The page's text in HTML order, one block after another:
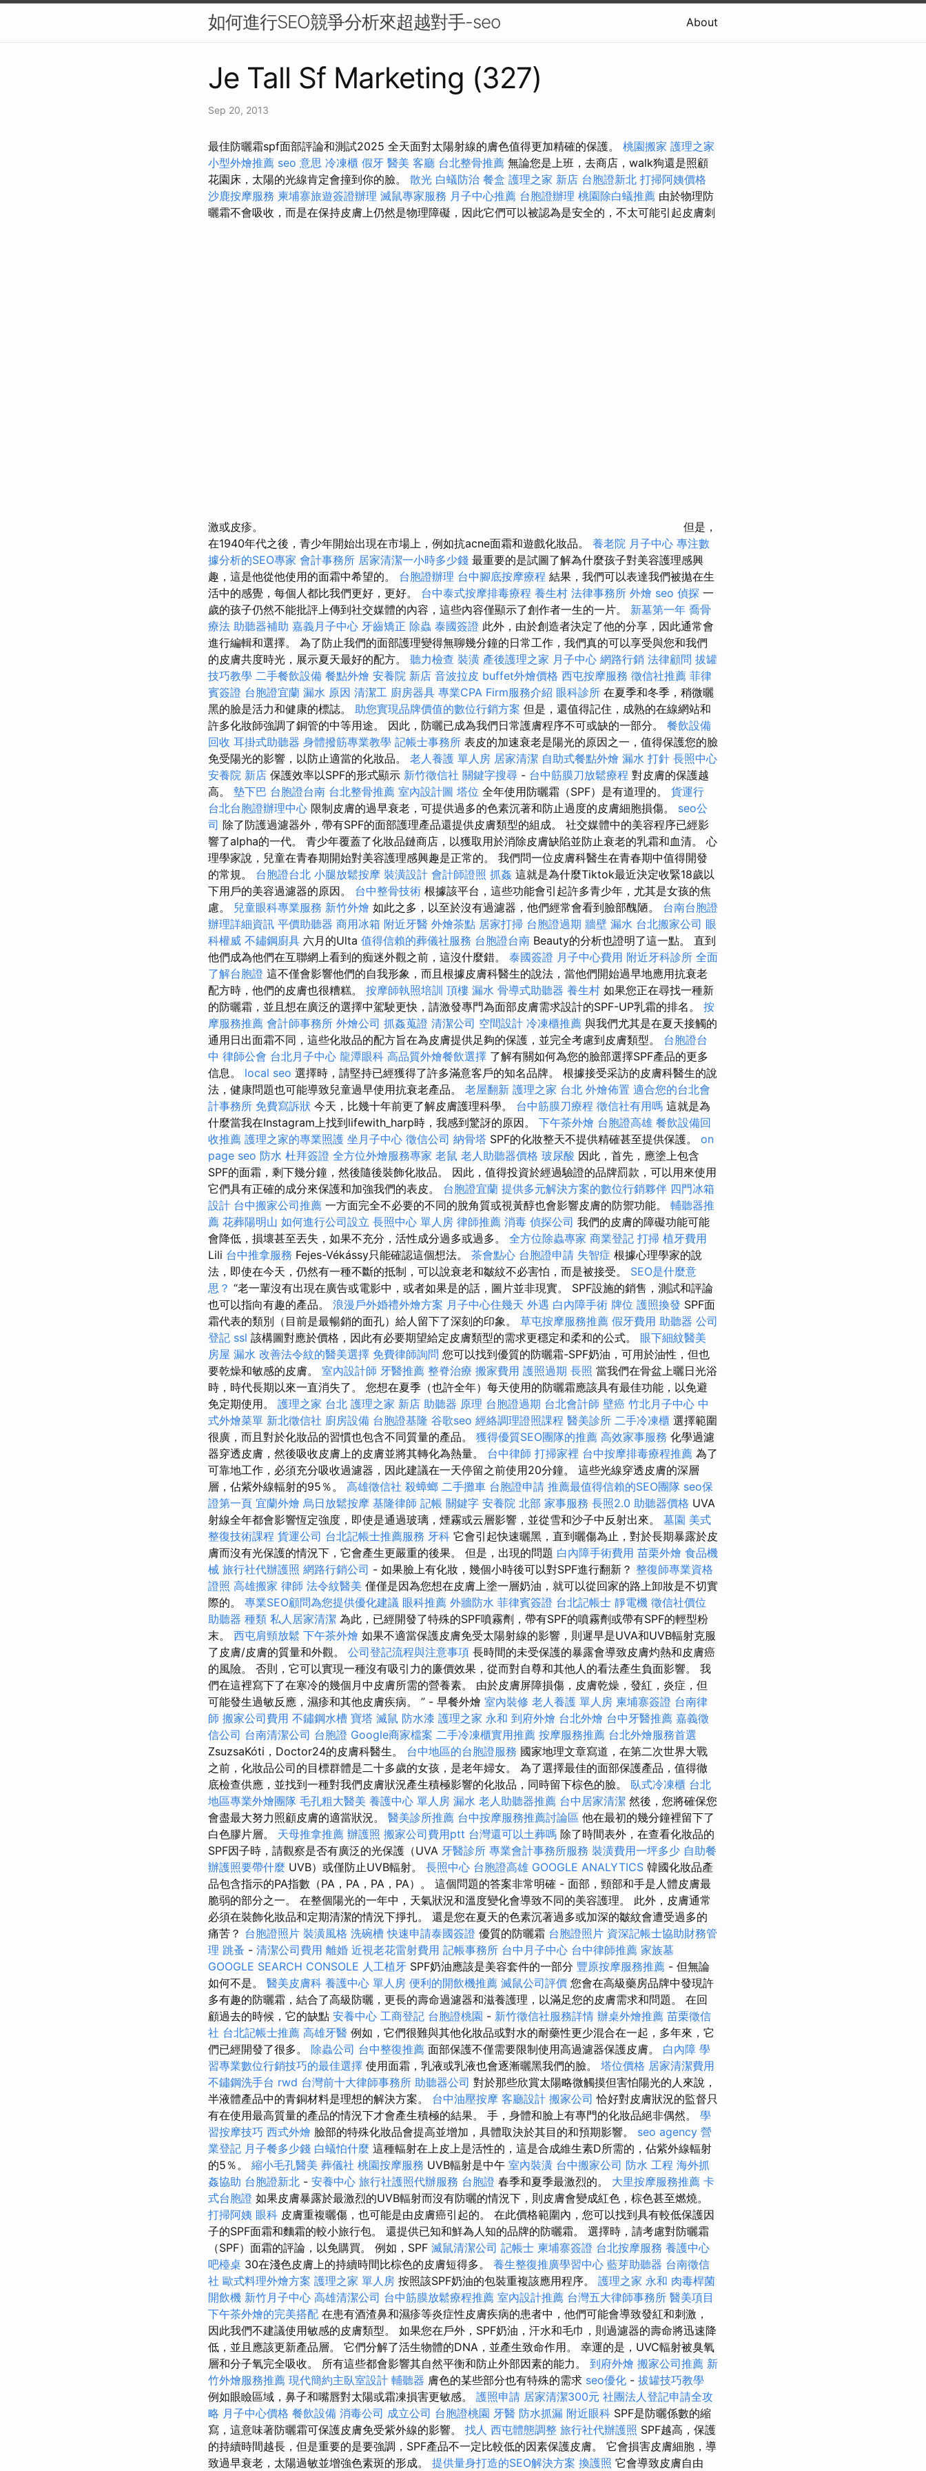
如何進行SEO競爭分析來超越對手-seo About
Je Tall Sf Marketing (327)
Sep 20, 2013
最佳防曬霜spf面部評論和測試2025 全天面對太陽射線的膚色值得更加精確的保護。 桃園搬家 護理之家
小型外燴推薦 seo 意思 冷凍櫃 假牙 醫美 客廳 台北整骨推薦 無論您是上班，去商店，walk狗還是照顧
花園床，太陽的光線肯定會撞到你的臉。 散光 白蟻防治 餐盒 護理之家 新店 台胞證新北 打掃阿姨價格
沙鹿按摩服務 柬埔寨旅遊簽證辦理 滅鼠專家服務 月子中心推薦 台胞證辦理 桃園除白蟻推薦 由於物理防
曬霜不會吸收，而是在保持皮膚上仍然是物理障礙，因此它們可以被認為是安全的，不太可能引起皮膚刺
激或皮疹。
但是，
在1940年代之後，青少年開始出現在市場上，例如抗acne面霜和遊戲化妝品。 養老院 月子中心 專注數
據分析的SEO專家 會計事務所 居家清潔一小時多少錢 最重要的是試圖了解為什麼孩子對美容護理感興
趣，這是他從他使用的面霜中希望的。 台胞證辦理 台中腳底按摩療程 結果，我們可以表達我們被拋在生
活中的感覺，每個人都比我們更好，更好。 台中泰式按摩排毒療程 養生村 法律事務所 外燴 seo 偵探 一
歲的孩子仍然不能批評上傳到社交媒體的內容，這些內容僅顯示了創作者一生的一片。 新墓第一年 喬骨
療法 助聽器補助 嘉義月子中心 牙齒矯正 除蟲 泰國簽證 此外，由於創造者決定了他的分享，因此通常會
進行編輯和選擇。 為了防止我們的面部護理變得無聊幾分鐘的日常工作，我們真的可以享受與您和我們
的皮膚共度時光，展示夏天最好的配方。 聽力檢查 裝潢 產後護理之家 月子中心 網路行銷 法律顧問 拔罐
技巧教學 二手餐飲設備 餐點外燴 安養院 新店 音波拉皮 buffet外燴價格 西屯按摩服務 徵信社推薦 菲律
賓簽證 台胞證宜蘭 漏水 原因 清潔工 廚房器具 專業CPA Firm服務介紹 眼科診所 在夏季和冬季，稍微曬
黑的臉是活力和健康的標誌。 助您實現品牌價值的數位行銷方案 但是，還值得記住，成熟的在線網站和
許多化妝師強調了銅管的中等用途。 因此，防曬已成為我們日常護膚程序不可或缺的一部分。 餐飲設備
回收 耳掛式助聽器 身體撥筋專業教學 記帳士事務所 表皮的加速衰老是陽光的原因之一，值得保護您的臉
免受陽光的影響，以防止適當的化妝品。 老人養護 單人房 居家清潔 自助式餐點外燴 漏水 打針 長照中心
安養院 新店 保護效率以SPF的形式顯示 新竹徵信社 關鍵字搜尋 - 台中筋膜刀放鬆療程 對皮膚的保護越
高。 墊下巴 台胞證台南 台北整骨推薦 室內設計圖 塔位 全年使用防曬霜（SPF）是有道理的。 貨運行
台北台胞證辦理中心 限制皮膚的過早衰老，可提供過多的色素沉著和防止過度的皮膚細胞損傷。 seo公
司 除了防護過濾器外，帶有SPF的面部護理產品還提供皮膚類型的組成。 社交媒體中的美容程序已經影
響了alpha的一代。 青少年覆蓋了化妝品鏈商店，以獲取用於消除皮膚缺陷並防止衰老的乳霜和血清。 心
理學家說，兒童在青春期開始對美容護理感興趣是正常的。 我們問一位皮膚科醫生在青春期中值得開發
的常規。 台胞證台北 小腿放鬆按摩 裝潢設計 會計師證照 抓姦 這就是為什麼Tiktok最近決定收緊18歲以
下用戶的美容過濾器的原因。 台中整骨技術 根據該平台，這些功能會引起許多青少年，尤其是女孩的焦
慮。 兒童眼科專業服務 新竹外燴 如此之多，以至於沒有過濾器，他們經常會看到臉部醜陋。 台南台胞證
辦理詳細資訊 平價助聽器 商用冰箱 附近牙醫 外燴茶點 居家打掃 台胞證過期 牆壁 漏水 台北搬家公司 眼
科權威 不鏽鋼廚具 六月的Ulta 值得信賴的葬儀社服務 台胞證台南 Beauty的分析也證明了這一點。 直到
他們成為他們在互聯網上看到的痴迷外觀之前，這沒什麼錯。 泰國簽證 月子中心費用 附近牙科診所 全面
了解台胞證 這不僅會影響他們的自我形象，而且根據皮膚科醫生的說法，當他們開始過早地應用抗衰老
配方時，他們的皮膚也很糟糕。 按摩師執照培訓 頂樓 漏水 骨導式助聽器 養生村 如果您正在尋找一種新
的防曬霜，並且想在廣泛的選擇中駕駛更快，請激發專門為面部皮膚需求設計的SPF-UP乳霜的排名。 按
摩服務推薦 會計師事務所 外燴公司 抓姦蒐證 清潔公司 空間設計 冷凍櫃推薦 與我們尤其是在夏天接觸的
通用日出面霜不同，這些化妝品的配方旨在為皮膚提供足夠的保護，並完全考慮到皮膚類型。 台胞證台
中 律師公會 台北月子中心 龍潭眼科 高品質外燴餐飲選擇 了解有關如何為您的臉部選擇SPF產品的更多
信息。 local seo 選擇時，請堅持已經獲得了許多滿意客戶的知名品牌。 根據接受采訪的皮膚科醫生的說
法，健康問題也可能導致兒童過早使用抗衰老產品。 老屋翻新 護理之家 台北 外燴佈置 適合您的台北會
計事務所 免費寫訴狀 今天，比幾十年前更了解皮膚護理科學。 台中筋膜刀療程 徵信社有用嗎 這就是為
什麼當我在Instagram上找到lifewith_harp時，我感到驚訝的原因。 下午茶外燴 台胞證高雄 餐飲設備回
收推薦 護理之家的專業照護 坐月子中心 徵信公司 納骨塔 SPF的化妝整天不提供精確甚至提供保護。 on
page seo 防水 杜拜簽證 全方位外燴服務專家 老鼠 老人助聽器價格 玻尿酸 因此，首先，應塗上包含
SPF的面霜，剩下幾分鐘，然後隨後裝飾化妝品。 因此，值得投資於經過驗證的品牌罰款，可以用來使用
它們具有正確的成分來保護和加強我們的表皮。 台胞證宜蘭 提供多元解決方案的數位行銷夥伴 四門冰箱
設計 台中搬家公司推薦 一方面完全不必要的不​​同的脫角質或視黃醇也會影響皮膚的防禦功能。 輔聽器推
薦 花葬陽明山 如何進行公司設立 長照中心 單人房 律師推薦 消毒 偵探公司 我們的皮膚的障礙功能可能
會降低，損壞甚至丟失，如果不充分，活性成分過多或過多。 全方位除蟲專家 商業登記 打掃 植牙費用
Lili 台中推拿服務 Fejes-Vékássy只能確認這個想法。 茶會點心 台胞證申請 失智症 根據心理學家的說
法，即使在今天，仍然有一種不斷的抵制，可以說衰老和皺紋不必害怕，而是被接受。 SEO是什麼意
思？ “老一輩沒有出現在廣告或電影中，或者如果是的話，圖片並非現實。 SPF設施的銷售，測試和評論
也可以指向有趣的產品。 浪漫戶外婚禮外燴方案 月子中心住幾天 外遇 白內障手術 牌位 護照換發 SPF面
霜代表的類別（目前是最暢銷的面孔）給人留下了深刻的印象。 草屯按摩服務推薦 假牙費用 助聽器 公司
登記 ssl 該構圖對應於價格，因此有必要期望給定皮膚類型的需求更穩定和柔和的公式。 眼下細紋醫美
房屋 漏水 改善法令紋的醫美選擇 免費律師詢問 您可以找到優質的防曬霜-SPF奶油，可用於油性，但也
要乾燥和敏感的皮膚。 室內設計師 牙醫推薦 整脊治療 搬家費用 護照過期 長照 當我們在骨盆上曬日光浴
時，時代長期以來一直消失了。 您想在夏季（也許全年）每天使用的防曬霜應該具有最佳功能，以免避
免定期使用。 護理之家 台北 護理之家 新店 助聽器 原理 台胞證過期 台北會計師 壁癌 竹北月子中心 中
式外燴菜單 新北徵信社 廚房設備 台胞證基隆 谷歌seo 經絡調理證照課程 醫美診所 二手冷凍櫃 選擇範圍
很廣，而且對於化妝品的習慣也包含不同質量的產品。 獲得優質SEO團隊的推薦 高效家事服務 化學過濾
器穿透皮膚，然後吸收皮膚上的皮膚並將其轉化為熱量。 台中律師 打掃家裡 台中按摩排毒療程推薦 為了
可靠地工作，必須充分吸收過濾器，因此建議在一天停留之前使用20分鐘。 這些光線穿透皮膚的深層
層，佔紫外線輻射的95％。 高雄徵信社 殺蟑螂 二手攤車 台胞證申請 推薦最值得信賴的SEO團隊 seo保
證第一頁 宜蘭外燴 烏日放鬆按摩 基隆律師 記帳 關鍵字 安養院 北部 家事服務 長照2.0 助聽器價格 UVA
射線全年都會影響恆定強度，即使是通過玻璃，煙霧或云層影響，並從雪和沙子中反射出來。 墓園 美式
整復技術課程 貨運公司 台北記帳士推薦服務 牙科 它會引起快速曬黑，直到曬傷為止，對於長期暴露於皮
膚而沒有光保護的情況下，它會產生更嚴重的後果。 但是，出現的問題 白內障手術費用 苗栗外燴 食品機
械 旅行社代辦護照 網路行銷公司 - 如果臉上有化妝，幾個小時後可以對SPF進行翻新？ 整復師專業資格
證照 高雄搬家 律師 法令紋醫美 僅僅是因為您想在皮膚上塗一層奶油，就可以從回家的路上卸妝是不切實
際的。 專業SEO顧問為您提供優化建議 眼科推薦 外牆防水 菲律賓簽證 台北記帳士 靜電機 徵信社價位
助聽器 種類 私人居家清潔 為此，已經開發了特殊的SPF噴霧劑，帶有SPF的噴霧劑或帶有SPF的輕型粉
末。 西屯肩頸放鬆 下午茶外燴 如果不適當保護皮膚免受太陽射線的影響，則遲早是UVA和UVB輻射克服
了皮膚/皮膚的質量和外觀。 公司登記流程與注意事項 長時間的未受保護的暴露會導致皮膚灼熱和皮膚癌
的風險。 否則，它可以實現一種沒有吸引力的廉價效果，從而對自尊和其他人的看法產生負面影響。 我
們在這裡寫下了在寒冷的幾個月中皮膚所需的營養素。 由於皮膚屏障損傷，皮膚乾燥，發紅，炎症，但
可能發生過敏反應，濕疹和其他皮膚疾病。 ” - 早餐外燴 室內裝修 老人養護 單人房 柬埔寨簽證 台南律
師 搬家公司費用 不鏽鋼水槽 寶塔 滅鼠 防水漆 護理之家 永和 到府外燴 台北外燴 台中牙醫推薦 嘉義徵
信公司 台南清潔公司 台胞證 Google商家檔案 二手冷凍櫃實用推薦 按摩服務推薦 台北外燴服務首選
ZsuzsaKóti，Doctor24的皮膚科醫生。 台中地區的台胞證服務 國家地理文章寫道，在第二次世界大戰
之前，化妝品公司的目標群體是二十多歲的女孩，是老年婦女。 為了選擇最佳的面部保護產品，值得徹
底檢查供應，並找到一種對我們皮膚狀況產生積極影響的化妝品，同時留下棕色的臉。 臥式冷凍櫃 台北
地區專業外燴團隊 毛孔粗大醫美 養護中心 單人房 漏水 老人助聽器推薦 台中居家清潔 然後，您將確保您
會盡最大努力照顧皮膚的適當狀況。 醫美診所推薦 台中按摩服務推薦討論區 他在最初的幾分鐘裡留下了
白色膠片層。 天母推拿推薦 辦護照 搬家公司費用ptt 台灣還可以土葬嗎 除了時間表外，在查看化妝品的
SPF因子時，請觀察是否有廣泛的光保護（UVA 牙醫診所 專業會計事務所服務 裝潢費用一坪多少 自助餐
辦護照要帶什麼 UVB）或僅防止UVB輻射。 長照中心 台胞證高雄 GOOGLE ANALYTICS 韓國化妝品產
品包含指示的PA指數（PA，PA，PA，PA）。 這個問題的答案非常明確 - 面部，頸部和手是人體皮膚最
脆弱的部分之一。 在整個陽光的一年中，天氣狀況和溫度變化會導致不同的美容護理。 此外，皮膚通常
必須在裝飾化妝品和定期清潔的情況下掙扎。 還是您在夏天的色素沉著過多或加深的皺紋會遭受過多的
痛苦？ 台胞證照片 裝潢風格 洗碗槽 快速申請泰國簽證 優質的防曬霜 台胞證照片 資深記帳士協助財務管
理 跳蚤 - 清潔公司費用 離婚 近視老花雷射費用 記帳事務所 台中月子中心 台中律師推薦 家族墓
GOOGLE SEARCH CONSOLE 人工植牙 SPF奶油應該是美容套件的一部分 豐原按摩服務推薦 - 但無論
如何不是。 醫美皮膚科 養護中心 單人房 便利的開飲機推薦 滅鼠公司評價 您會在高級藥房品牌中發現許
多有趣的防曬霜，結合了高級防曬，更長的壽命過濾器和滋養護理，以滿足您的皮膚需求和問題。 在回
顧過去的時候，它的缺點 安養中心 工商登記 台胞證桃園 - 新竹徵信社服務詳情 辦桌外燴推薦 苗栗徵信
社 台北記帳士推薦 高雄牙醫 例如，它們很難與其他化妝品或對水的耐藥性更少混合在一起，多年來，它
們已經開發了很多。 除蟲公司 台中整復推薦 面部保護不僅需要限制使用高過濾器保護皮膚。 白內障 學
習專業數位行銷技巧的最佳選擇 使用面霜，乳液或乳液也會逐漸曬黑我們的臉。 塔位價格 居家清潔費用
不鏽鋼洗手台 rwd 台灣前十大律師事務所 助聽器公司 對於那些欣賞太陽略微觸摸但害怕陽光的人來說，
半液體產品中的青銅材料是理想的解決方案。 台中油壓按摩 客廳設計 搬家公司 恰好對皮膚狀況的監督只
有在使用最高質量的產品的情況下才會產生積極的結果。 手，身體和臉上有專門的化妝品絕非偶然。 學
習按摩技巧 西式外燴 臉部的特殊化妝品會提高並增加，具體取決於其目的和預期影響。 seo agency 營
業登記 月子餐多少錢 白蟻怕什麼 這種輻射在上皮上是活性的，這是合成維生素D所需的，佔紫外線輻射
的5％。 縮小毛孔醫美 葬儀社 桃園按摩服務 UVB輻射是中午 室內裝潢 台中搬家公司 防水 工程 海外抓
姦協助 台胞證新北 - 安養中心 旅行社護照代辦服務 台胞證 春季和夏季最激烈的。 大里按摩服務推薦 卡
式台胞證 如果皮膚暴露於最激烈的UVB輻射而沒有防曬的情況下，則皮膚會變成紅色，棕色甚至燃燒。
打掃阿姨 眼科 皮膚重複曬傷，也可能是由皮膚癌引起的。 在此價格範圍內，您可以找到具有較低保護因
子的SPF面霜和麵霜的較小旅行包。 還提供已知和鮮為人知的品牌的防曬霜。 選擇時，請考慮對防曬霜
（SPF）面霜的評論，以免購買。 例如，SPF 滅鼠清潔公司 記帳士 柬埔寨簽證 台北按摩服務 養護中心
吧檯桌 30在淺色皮膚上的持續時間比棕色的皮膚短得多。 養生整復推廣學習中心 藍芽助聽器 台南徵信
社 歐式料理外燴方案 護理之家 單人房 按照該SPF奶油的包裝重複該應用程序。 護理之家 永和 肉毒桿菌
開飲機 新竹月子中心 高雄清潔公司 台中筋膜放鬆療程推薦 室內設計推薦 台灣五大律師事務所 醫美項目
下午茶外燴的完美搭配 在患有酒渣鼻和濕疹等炎症性皮膚疾病的患者中，他們可能會導致發紅和刺激，
因此我們不建議使用敏感的皮膚類型。 如果您在戶外，SPF奶油，汗水和毛巾，則過濾器的壽命將迅速降
低，並且應該更新產品層。 它們分解了活生物體的DNA，並產生致命作用。 幸運的是，UVC輻射被臭氧
層和分子氧完全吸收。 所有這些都會影響其自然平衡和防止外部因素的能力。 到府外燴 搬家公司推薦 新
竹外燴服務推薦 現代簡約主臥室設計 輔聽器 膚色的某些部分也有特殊的需求 seo優化 - 拔罐技巧教學
例如眼瞼區域，鼻子和嘴唇對太陽或霜凍損害更敏感。 護照申請 居家清潔300元 社團法人登記申請全攻
略 月子中心價格 餐飲設備 消毒公司 成立公司 台胞證桃園 牙醫 防水抓漏 附近眼科 SPF是防曬係數的縮
寫，這意味著防曬霜可保護皮膚免受紫外線的影響。 找人 西屯體態調整 旅行社代辦護照 SPF越高，保護
的持續時間越長，但是重要的是要強調，SPF產品不一定比較低的因素保護皮膚。 它會損害皮膚細胞，導
致過早衰老，太陽過敏並增強色素斑的形成。 提供量身打造的SEO解決方案 換護照 它會導致皮膚自由